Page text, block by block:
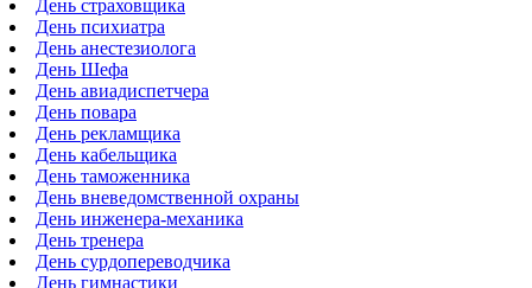
День страховщика
День психиатра
День анестезиолога
День Шефа
День авиадиспетчера
День повара
День рекламщика
День кабельщика
День таможенника
День вневедомственной охраны
День инженера-механика
День тренера
День сурдопереводчика
День гимнастики